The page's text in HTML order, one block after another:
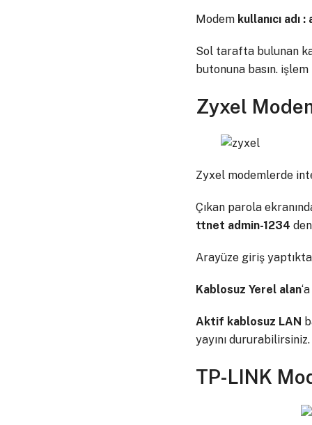
Modemkullanıcı
Sol tarafta bulunan
butonuna basın.
Zyxel
Zyxel modemlerde
Çıkan parola
ttnet admin-1234
Arayüze giriş
Kablosuz Yerel alan
Aktif kablosuz LAN
yayını dururabilirsiniz.
TP-LINK